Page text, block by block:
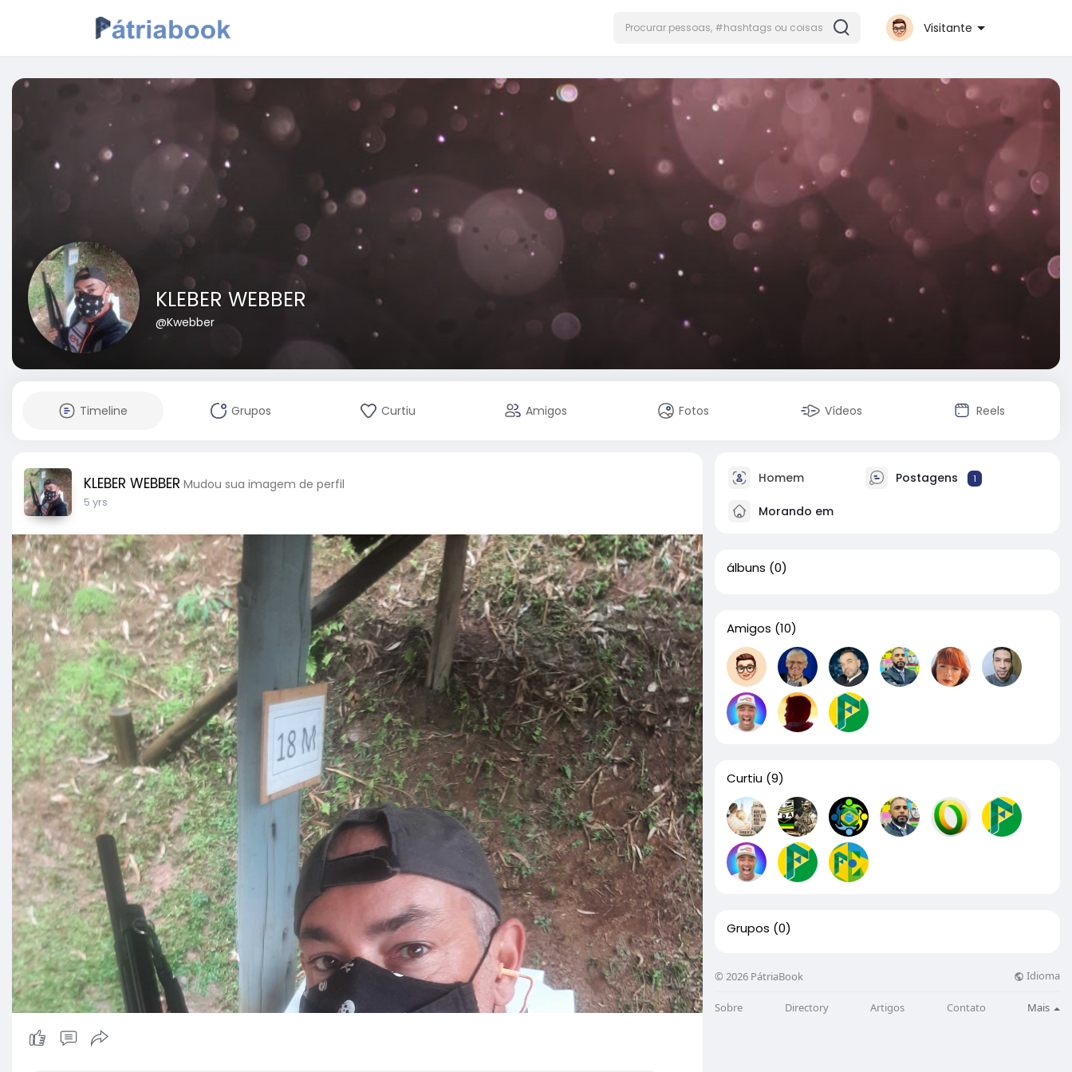
Visitante
KLEBER WEBBER
@Kwebber
Timeline Grupos Curtiu Amigos Fotos Vídeos Reels
KLEBER WEBBER Mudou sua imagem de perfil
5 yrs
Homem Postagens 1
Morando em
álbuns (0)
Amigos (10)
Curtiu (9)
Grupos (0)
© 2026 PátriaBook Idioma
Sobre Directory Artigos Contato Mais